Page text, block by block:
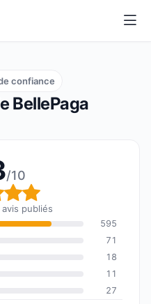
BellePaga
confiance
/10
: 9,3 sur
publiés
595
71
18
11
27